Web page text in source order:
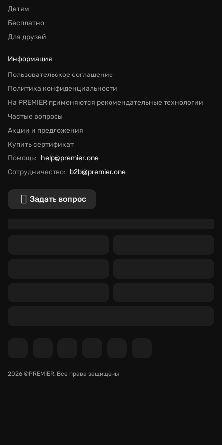
Детям
Бесплатно
Для друзей
Информация
Пользовательское соглашение
Политика конфиденциальности
На PREMIER применяются рекомендательные технологии
Частые вопросы
Акции и предложения
Купить сертификат
Помощь: help@premier.one
Сотрудничество: b2b@premier.one
Задать вопрос
2026 ©PREMIER. Все права защищены